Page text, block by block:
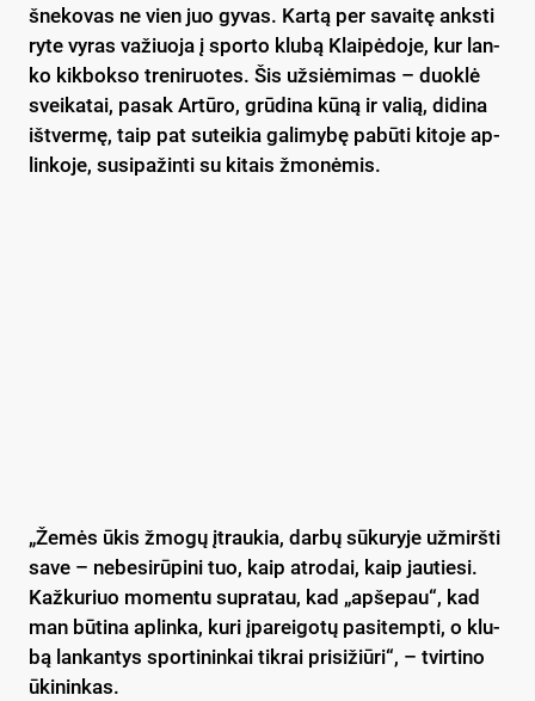
šne­ko­vas ne vien juo gy­vas. Kar­tą per sa­vai­tę anks­ti
ry­te vy­ras va­žiuo­ja į spor­to klu­bą Klai­pė­do­je, kur lan­
ko kik­bok­so tre­ni­ruo­tes. Šis už­siė­mi­mas – duok­lė
svei­ka­tai, pa­sak Ar­tū­ro, grū­di­na kū­ną ir va­lią, di­di­na
iš­tver­mę, taip pat su­tei­kia ga­li­my­bę pa­bū­ti ki­to­je ap­
lin­ko­je, su­si­pa­žin­ti su ki­tais žmo­nė­mis.
„Že­mės ūkis žmo­gų įtrau­kia, dar­bų sū­ku­ry­je už­mirš­ti
sa­ve – ne­be­si­rū­pi­ni tuo, kaip at­ro­dai, kaip jau­tie­si.
Kaž­ku­riuo mo­men­tu su­pra­tau, kad „ap­še­pau“, kad
man bū­ti­na ap­lin­ka, ku­ri įpa­rei­go­tų pa­si­temp­ti, o klu­
bą lan­kan­tys spor­ti­nin­kai tik­rai pri­si­žiū­ri“, – tvir­ti­no
ūki­nin­kas.